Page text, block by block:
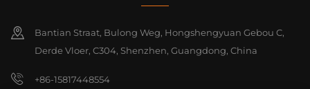
Bantian Straat, Bulong Weg, Hongshengyuan Gebou C,
Derde Vloer, C304, Shenzhen, Guangdong, China
+86-15817448554